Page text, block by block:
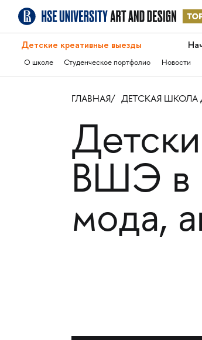
Детские креативные выезды
О школе Студенческое портфолио Новости
ГЛАВНАЯ ДЕТСКАЯ ШКОЛА
ВШЭ в
мода,